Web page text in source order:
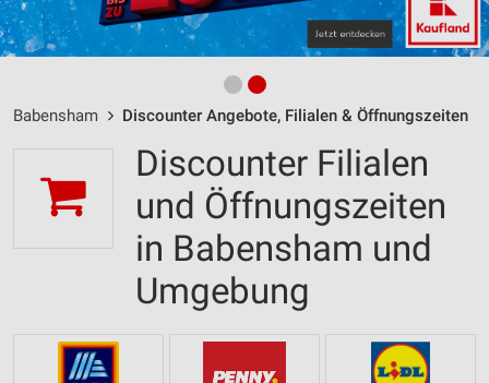
Babensham Discounter Angebote, Filialen & Öffnungszeiten
Discounter Filialen
und Öffnungszeiten
in Babensham und
Umgebung